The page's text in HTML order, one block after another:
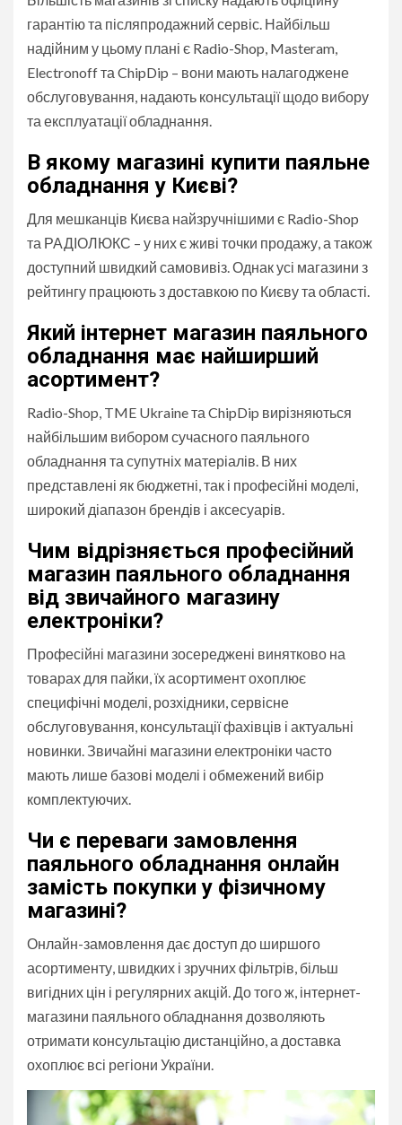
гарантію та післяпродажний сервіс. Найбільш
надійним у цьому плані є Radio-Shop, Masteram,
Electronoff та ChipDip – вони мають налагоджене
обслуговування, надають консультації щодо вибору
та експлуатації обладнання.
В якому магазині купити паяльне
обладнання у Києві?
Для мешканців Києва найзручнішими є Radio-Shop
та РАДІОЛЮКС – у них є живі точки продажу, а також
доступний швидкий самовивіз. Однак усі магазини з
рейтингу працюють з доставкою по Києву та області.
Який інтернет магазин паяльного
обладнання має найширший
асортимент?
Radio-Shop, TME Ukraine та ChipDip вирізняються
найбільшим вибором сучасного паяльного
обладнання та супутніх матеріалів. В них
представлені як бюджетні, так і професійні моделі,
широкий діапазон брендів і аксесуарів.
Чим відрізняється професійний
магазин паяльного обладнання
від звичайного магазину
електроніки?
Професійні магазини зосереджені винятково на
товарах для пайки, їх асортимент охоплює
специфічні моделі, розхідники, сервісне
обслуговування, консультації фахівців і актуальні
новинки. Звичайні магазини електроніки часто
мають лише базові моделі і обмежений вибір
комплектуючих.
Чи є переваги замовлення
паяльного обладнання онлайн
замість покупки у фізичному
магазині?
Онлайн-замовлення дає доступ до ширшого
асортименту, швидких і зручних фільтрів, більш
вигідних цін і регулярних акцій. До того ж, інтернет-
магазини паяльного обладнання дозволяють
отримати консультацію дистанційно, а доставка
охоплює всі регіони України.